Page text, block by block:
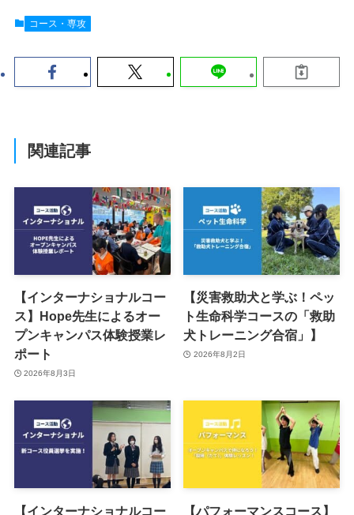
コース・専攻
関連記事
【インターナショナルコー
ス】Hope先生によるオー
プンキャンパス体験授業レ
ポート
2026年8月3日
【災害救助犬と学ぶ！ペッ
ト生命科学コースの「救助
犬トレーニング合宿」】
2026年8月2日
【インターナショナルコー 【パフォーマンスコース】